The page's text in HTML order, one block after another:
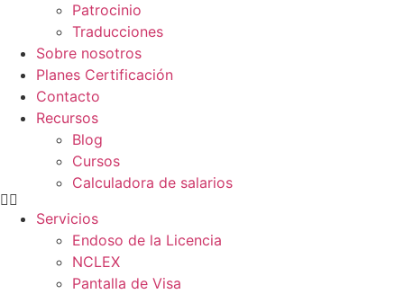
Patrocinio
Traducciones
Sobre nosotros
Planes Certificación
Contacto
Recursos
Blog
Cursos
Calculadora de salarios
Servicios
Endoso de la Licencia
NCLEX
Pantalla de Visa